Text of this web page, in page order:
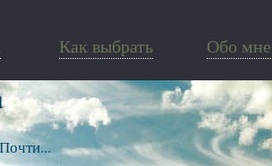
Как выбрать Обо мне